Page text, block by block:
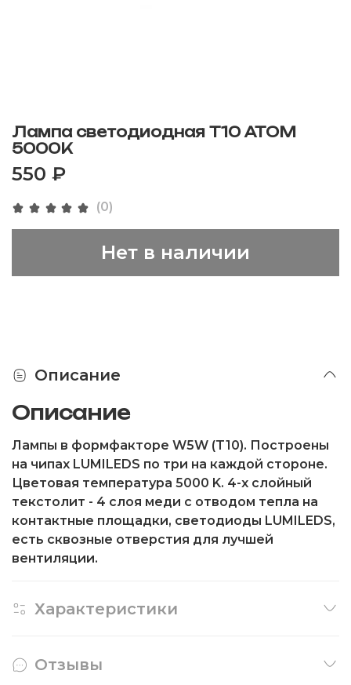
(0)
Лампа светодиодная T10 ATOM
5000K
550 ₽
Нет в наличии
Описание
Описание
Лампы в формфакторе W5W (T10). Построены
на чипах LUMILEDS по три на каждой стороне.
Цветовая температура 5000 K. 4-х слойный
текстолит - 4 слоя меди с отводом тепла на
контактные площадки, светодиоды LUMILEDS,
есть сквозные отверстия для лучшей
вентиляции.
Характеристики
Отзывы